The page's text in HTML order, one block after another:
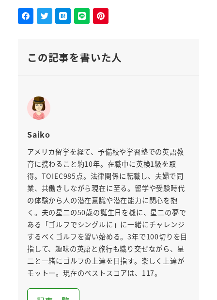
この記事を書いた人
Saiko
アメリカ留学を経て、予備校や学習塾での英語教
育に携わること約10年。在職中に英検1級を取
得。TOIEC985点。法律関係に転職し、夫婦で同
業、共働きしながら現在に至る。留学や受験時代
の体験から人の潜在意識や潜在能力に関心を抱
く。夫の星二の50歳の誕生日を機に、星二の夢で
ある「ゴルフでシングルに」に一緒にチャレンジ
するべくゴルフを習い始める。3年で100切りを目
指して、趣味の英語と旅行も織り交ぜながら、星
二と一緒にゴルフの上達を目指す。楽しく上達が
モットー。現在のベストスコアは、117。